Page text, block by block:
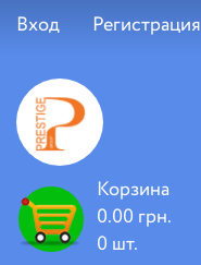
Вход Регистрация
Корзина
0.00 грн.
0 шт.